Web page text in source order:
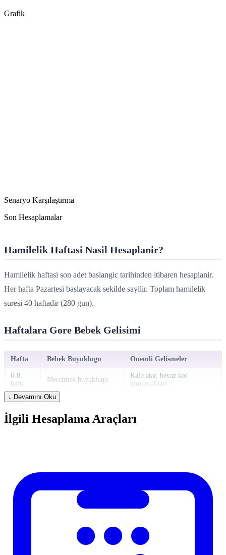
Grafik
Senaryo Karşılaştırma
Son Hesaplamalar
Hamilelik Haftasi Nasil Hesaplanir?
Hamilelik haftasi son adet baslangic tarihinden itibaren hesaplanir.
Her hafta Pazartesi baslayacak sekilde sayilir. Toplam hamilelik
suresi 40 haftadir (280 gun).
Haftalara Gore Bebek Gelisimi
Hafta Bebek Buyuklugu Onemli Gelismeler
6-8.
hafta
Mercimek buyuklugu
Kalp atar, beyaz kol
tomurcuklari
12.
Kivi buyuklugu (~5cm)
20.
Muz buyuklugu
hafta
40.
Karpuz buyuklugu
Tahmini dogum donemi
Trimester Bilgisi
↓ Devamını Oku
İlgili Hesaplama Araçları